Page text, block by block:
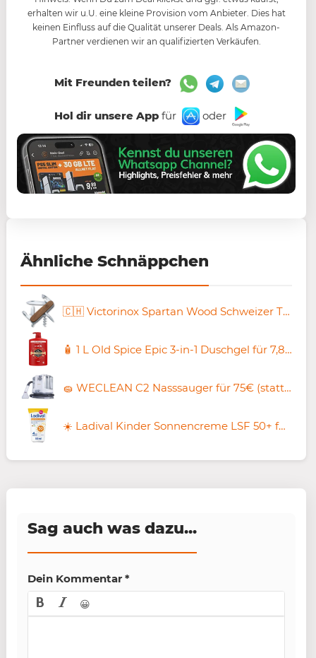
erhalten wir u.U. eine kleine Provision vom Anbieter. Dies hat
keinen Einfluss auf die Qualität unserer Deals. Als Amazon-
Partner verdienen wir an qualifizierten Verkäufen.
Mit Freunden teilen?
Hol dir unsere Appfür oder
Ähnliche Schnäppchen
🇨🇭 Victorinox Spartan Wood Schweizer Taschenmesser für 30,85€ (statt 35€)
🧴 1 L Old Spice Epic 3-in-1 Duschgel für 7,88€ (statt 10€)
🧽 WECLEAN C2 Nasssauger für 75€ (statt 99€)
☀️ Ladival Kinder Sonnencreme LSF 50+ für empfindliche Kinderhaut ab 10,79€ (statt 15€)
Sag auch was dazu...
Dein Kommentar *
😀